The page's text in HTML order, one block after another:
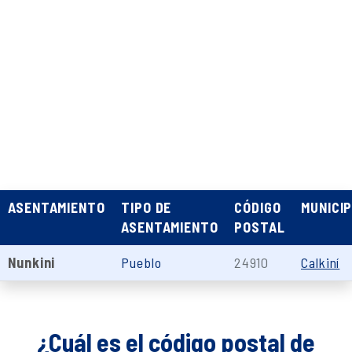
ASENTAMIENTO
TIPO DE
ASENTAMIENTO
CÓDIGO
POSTAL
Nunkini Pueblo 24910 Calkiní
¿Cuál es el código postal de